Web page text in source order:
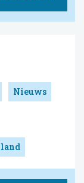
Nieuws